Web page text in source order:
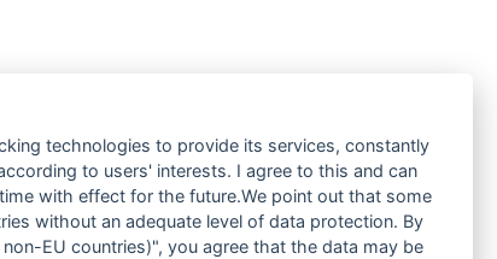
technologies to provide its services, constantly
to users' interests. I agree to this and can
with effect for the future.We point out that some
without an adequate level of data protection. By
EU countries)", you agree that the data may be